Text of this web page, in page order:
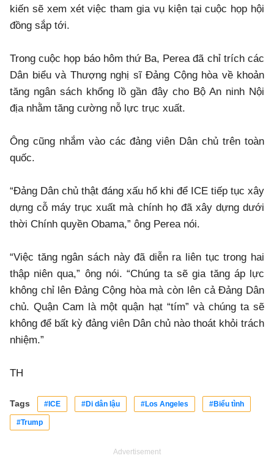
kiến sẽ xem xét việc tham gia vụ kiện tại cuộc họp hội
đồng sắp tới.
Trong cuộc họp báo hôm thứ Ba, Perea đã chỉ trích các
Dân biểu và Thượng nghị sĩ Đảng Cộng hòa về khoản
tăng ngân sách khổng lồ gần đây cho Bộ An ninh Nội
địa nhằm tăng cường nỗ lực trục xuất.
Ông cũng nhắm vào các đảng viên Dân chủ trên toàn
quốc.
“Đảng Dân chủ thật đáng xấu hổ khi để ICE tiếp tục xây
dựng cỗ máy trục xuất mà chính họ đã xây dựng dưới
thời Chính quyền Obama,” ông Perea nói.
“Việc tăng ngân sách này đã diễn ra liên tục trong hai
thập niên qua,” ông nói. “Chúng ta sẽ gia tăng áp lực
không chỉ lên Đảng Cộng hòa mà còn lên cả Đảng Dân
chủ. Quận Cam là một quận hạt “tím” và chúng ta sẽ
không để bất kỳ đảng viên Dân chủ nào thoát khỏi trách
nhiệm.”
TH
Tags #ICE #Di dân lậu #Los Angeles #Biểu tình
#Trump
Advertisement